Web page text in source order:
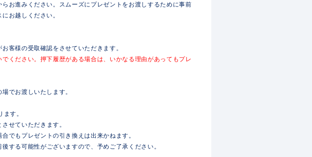
お進みください。スムーズにプレゼントをお渡しするために事前
お越しください。
客様の受取確認をさせていただきます。
ください。押下履歴がある場合は、いかなる理由があってもプレ
でお渡しいたします。
す。
せていただきます。
でもプレゼントの引き換えは出来かねます。
する可能性がございますので、予めご了承ください。